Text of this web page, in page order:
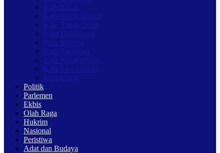
Kab. Solok
Kab. Solok Selatan
Kab. Tanah Datar
Kota Bukittinggi
Kota Padang
Kota Pariaman
Kota Payakumbuh
Kota Sawahlunto
Kota Solok
Politik
Parlemen
Ekbis
Olah Raga
Hukrim
Nasional
Peristiwa
Adat dan Budaya